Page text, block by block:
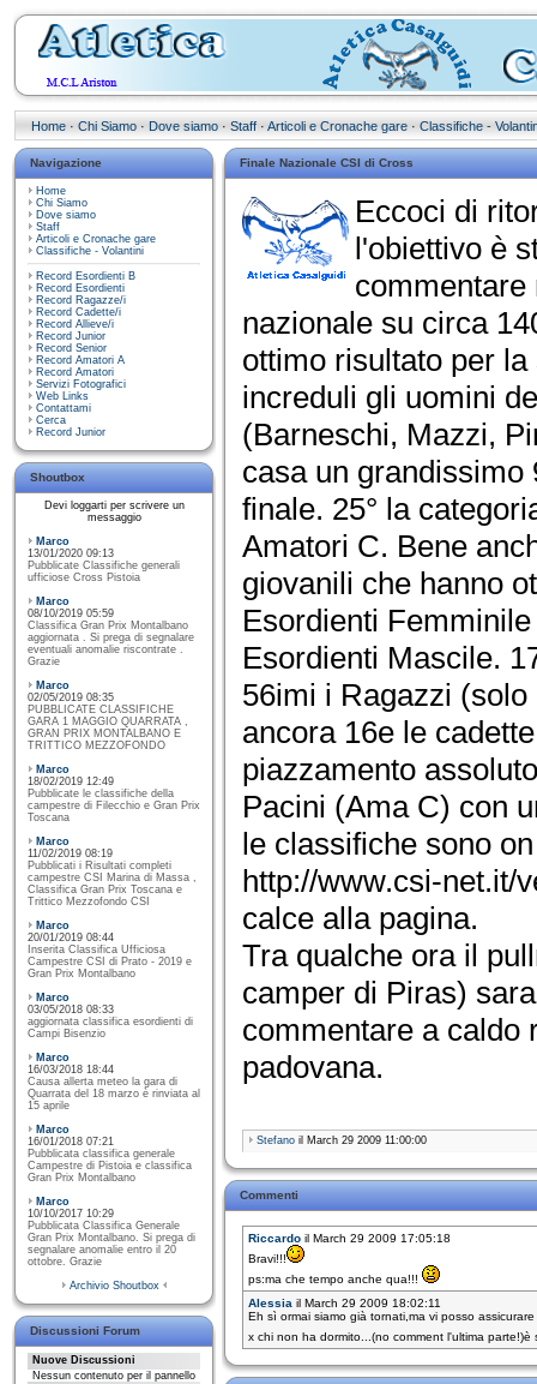
Home · Chi Siamo · Dove siamo · Staff · Articoli e Cronache gare · Classifiche -
Navigazione
Home
Chi Siamo
Dove siamo
Staff
Articoli e Cronache gare
Classifiche - Volantini
Record Esordienti B
Record Esordienti
Record Ragazze/i
Record Cadette/i
Record Allieve/i
Record Junior
Record Senior
Record Amatori A
Record Amatori
Servizi Fotografici
Web Links
Contattami
Cerca
Record Junior
Shoutbox
Devi loggarti per scrivere un
messaggio
Marco
13/01/2020 09:13
Pubblicate Classifiche generali
ufficiose Cross Pistoia
Marco
08/10/2019 05:59
Classifica Gran Prix Montalbano
aggiornata . Si prega di segnalare
eventuali anomalie riscontrate .
Grazie
Marco
02/05/2019 08:35
PUBBLICATE CLASSIFICHE
GARA 1 MAGGIO QUARRATA ,
GRAN PRIX MONTALBANO E
TRITTICO MEZZOFONDO
Marco
18/02/2019 12:49
Pubblicate le classifiche della
campestre di Filecchio e Gran Prix
Toscana
Marco
11/02/2019 08:19
Pubblicati i Risultati completi
campestre CSI Marina di Massa ,
Classifica Gran Prix Toscana e
Trittico Mezzofondo CSI
Marco
20/01/2019 08:44
Inserita Classifica Ufficiosa
Campestre CSI di Prato - 2019 e
Gran Prix Montalbano
Marco
03/05/2018 08:33
aggiornata classifica esordienti di
Campi Bisenzio
Marco
16/03/2018 18:44
Causa allerta meteo la gara di
Quarrata del 18 marzo è rinviata al
15 aprile
Marco
16/01/2018 07:21
Pubblicata classifica generale
Campestre di Pistoia e classifica
Gran Prix Montalbano
Marco
10/10/2017 10:29
Pubblicata Classifica Generale
Gran Prix Montalbano. Si prega di
segnalare anomalie entro il 20
ottobre. Grazie
Archivio Shoutbox
Discussioni Forum
Nuove Discussioni
Nessun contenuto per il pannello
Finale Nazionale CSI di Cross
Eccoci di
l'obiettivo è
commentare
nazionale su circa
ottimo risultato per
increduli gli uomini
(Barneschi, Mazzi,
casa un grandissimo
finale. 25° la
Amatori C. Bene
giovanili che hanno
Esordienti
Esordienti Mascile.
56imi i Ragazzi
ancora 16e le
piazzamento
Pacini (Ama C) con
le classifiche sono
http://www.csi-net.it/
calce alla pagina.
Tra qualche ora il
camper di Piras)
commentare a caldo
padovana.
Stefano il March 29 2009 11:00:00
Commenti
Riccardo il March 29 2009 17:05:18
Bravi!!!
ps:ma che tempo anche qua!!!
Alessia il March 29 2009 18:02:11
Eh sì ormai siamo già tornati,ma vi posso
x chi non ha dormito...(no comment l'ultima